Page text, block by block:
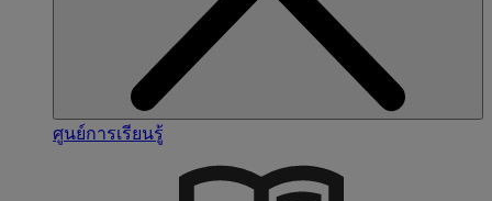
ศูนย์การเรียนรู้